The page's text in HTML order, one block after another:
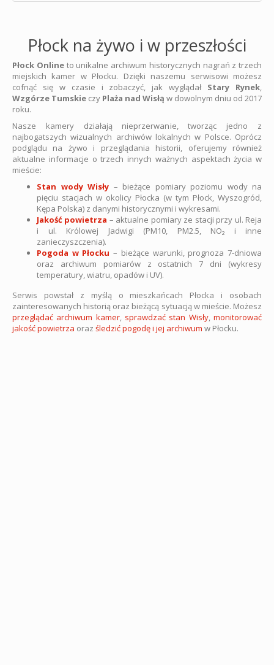
Płock na żywo i w przeszłości
Płock Onlineto unikalne archiwum historycznych nagrań z trzech
miejskich kamer w Płocku. Dzięki naszemu serwisowi możesz
cofnąć się w czasie i zobaczyć, jak wyglądał Stary Rynek,
Wzgórze Tumskie czy Plaża nad Wisłą w dowolnym dniu od 2017
roku.
Nasze kamery działają nieprzerwanie, tworząc jedno z
najbogatszych wizualnych archiwów lokalnych w Polsce. Oprócz
podglądu na żywo i przeglądania historii, oferujemy również
aktualne informacje o trzech innych ważnych aspektach życia w
mieście:
Stan wody Wisły – bieżące pomiary poziomu wody na
pięciu stacjach w okolicy Płocka (w tym Płock, Wyszogród,
Kępa Polska) z danymi historycznymi i wykresami.
Jakość powietrza – aktualne pomiary ze stacji przy ul. Reja
i ul. Królowej Jadwigi (PM10, PM2.5, NO₂ i inne
zanieczyszczenia).
Pogoda w Płocku – bieżące warunki, prognoza 7-dniowa
oraz archiwum pomiarów z ostatnich 7 dni (wykresy
temperatury, wiatru, opadów i UV).
Serwis powstał z myślą o mieszkańcach Płocka i osobach
zainteresowanych historią oraz bieżącą sytuacją w mieście. Możesz
przeglądać archiwum kamer, sprawdzać stan Wisły,monitorować
jakość powietrza oraz śledzić pogodę i jej archiwum w Płocku.